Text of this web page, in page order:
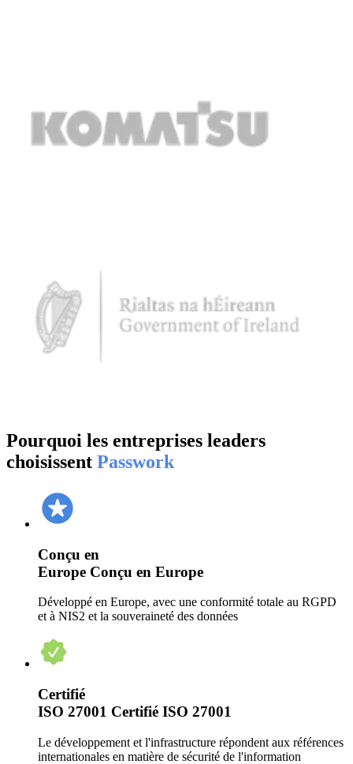
Pourquoi les entreprises leaders
choisissent Passwork
Conçu en
Europe Conçu en Europe
Développé en Europe, avec une conformité totale au RGPD
et à NIS2 et la souveraineté des données
Certifié
ISO 27001 Certifié ISO 27001
Le développement et l'infrastructure répondent aux références
internationales en matière de sécurité de l'information